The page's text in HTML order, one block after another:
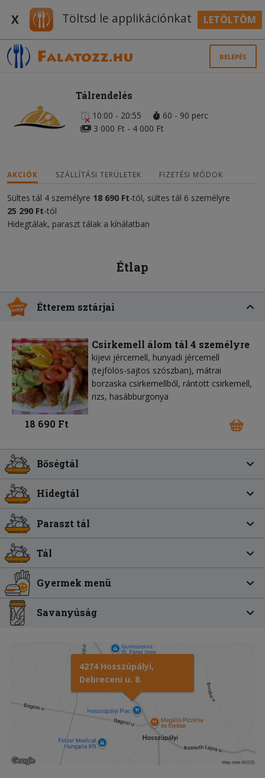
X Töltsd le applikációnkat LETÖLTÖM
BELÉPÉS
Tálrendelés
10:00 - 20:55
60 - 90 perc
3 000 Ft - 4 000 Ft
AKCIÓK SZÁLLÍTÁSI TERÜLETEK FIZETÉSI MÓDOK
Sültes tál 4 személyre 18 690 Ft-tól, sültes tál 6 személyre
25 290 Ft-tól
Hidegtálak, paraszt tálak a kínálatban
Étlap
Étterem sztárjai
Csirkemell álom tál 4 személyre
kijevi jércemell, hunyadi jércemell
(tejfölös-sajtos szószban), mátrai
borzaska csirkemellből, rántott csirkemell,
rizs, hasábburgonya
18 690 Ft
Bőségtál
Hidegtál
Paraszt tál
Tál
Gyermek menü
Savanyúság
4274 Hosszúpályi,
Debreceni u. 8.